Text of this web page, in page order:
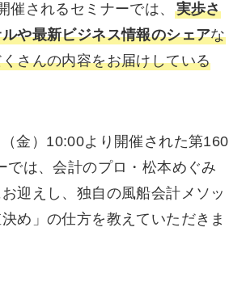
催されるセミナーでは、 実歩さ
や最新ビジネス情報のシェアな
さんの内容をお届けしている
金）10:00より開催された第160
では、会計のプロ・松本めぐみ
迎えし、独自の風船会計メソッ
め」の仕方を教えていただきま